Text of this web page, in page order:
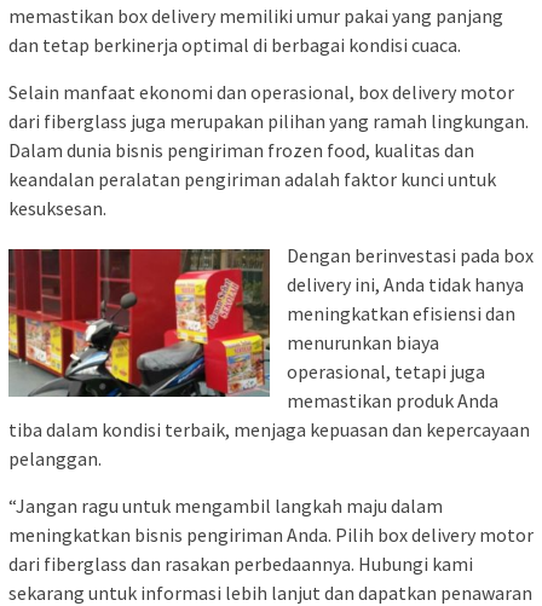
memastikan box delivery memiliki umur pakai yang panjang
dan tetap berkinerja optimal di berbagai kondisi cuaca.
Selain manfaat ekonomi dan operasional, box delivery motor
dari fiberglass juga merupakan pilihan yang ramah lingkungan.
Dalam dunia bisnis pengiriman frozen food, kualitas dan
keandalan peralatan pengiriman adalah faktor kunci untuk
kesuksesan.
Dengan berinvestasi pada box
delivery ini, Anda tidak hanya
meningkatkan efisiensi dan
menurunkan biaya
operasional, tetapi juga
memastikan produk Anda
tiba dalam kondisi terbaik, menjaga kepuasan dan kepercayaan
pelanggan.
“Jangan ragu untuk mengambil langkah maju dalam
meningkatkan bisnis pengiriman Anda. Pilih box delivery motor
dari fiberglass dan rasakan perbedaannya. Hubungi kami
sekarang untuk informasi lebih lanjut dan dapatkan penawaran